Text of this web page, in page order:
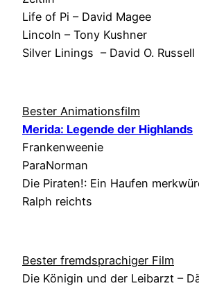
Life of Pi – David Magee
Lincoln – Tony Kushner
Silver Linings – David O. Russell
Bester Animationsfilm
Merida: Legende der Highlands
Frankenweenie
ParaNorman
Die Piraten!: Ein Haufen
Ralph reichts
Bester fremdsprachiger Film
Die Königin und der Leibarzt –